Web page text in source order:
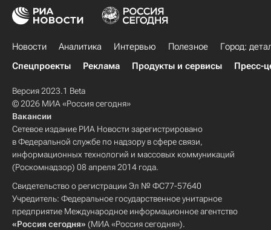
Новости Аналитика Интервью Полезное
Город:
Спецпроекты
Реклама Продукты и сервисы Пресс-
Версия 2023.1 Beta
© 2026 МИА «Россия сегодня»
Вакансии
Сетевое издание РИА Новости зарегистрировано
в Федеральной службе по надзору в сфере связи,
информационных технологий и массовых коммуникаций
(Роскомнадзор) 08 апреля 2014 года.
Свидетельство о регистрации Эл № ФС77-57640
Учредитель: Федеральное государственное унитарное
предприятие Международное информационное агентство
«Россия сегодня» (МИА «Россия сегодня»).